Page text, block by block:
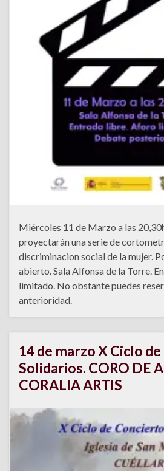
Miércoles 11 de Marzo a las
proyectarán una serie de
discriminacion social de la mujer.
abierto. Sala Alfonsa de la Torre.
limitado. No obstante puedes
anterioridad.
14 de marzo X Ciclo
Solidarios. CORO DE
CORALIA ARTIS